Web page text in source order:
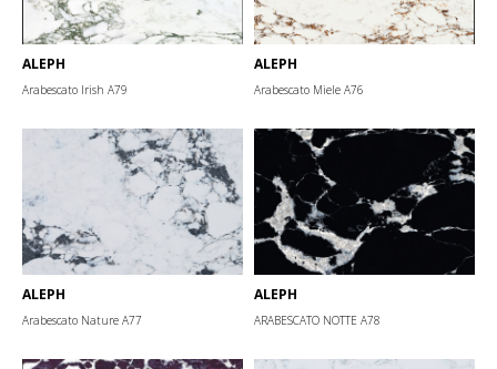
ALEPH
Arabescato Irish А79
ALEPH
Arabescato Miele А76
ALEPH
Arabescato Nature А77
ALEPH
ARABESCATO NOTTE А78